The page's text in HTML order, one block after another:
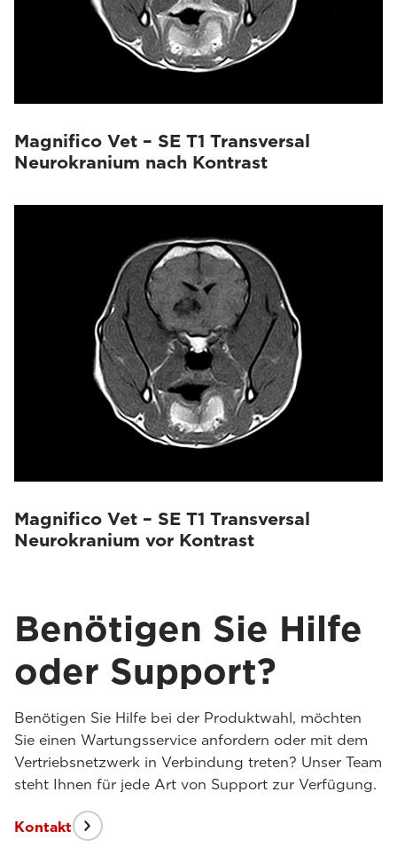
Magnifico Vet – SE T1 Transversal
Neurokranium nach Kontrast
Magnifico Vet – SE T1 Transversal
Neurokranium vor Kontrast
Benötigen Sie Hilfe
oder Support?
Benötigen Sie Hilfe bei der Produktwahl, möchten
Sie einen Wartungsservice anfordern oder mit dem
Vertriebsnetzwerk in Verbindung treten? Unser Team
steht Ihnen für jede Art von Support zur Verfügung.
Kontakt